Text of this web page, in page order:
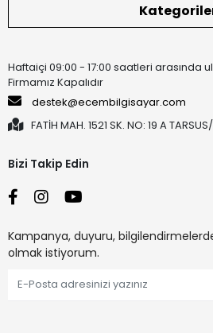
Haftaiçi 09:00 - 17:00 saatleri arasında
Firmamız Kapalıdır
destek@ecembilgisayar.com
FATİH MAH. 1521 SK. NO: 19 A
Bizi Takip Edin
Kampanya, duyuru,
olmak istiyorum.